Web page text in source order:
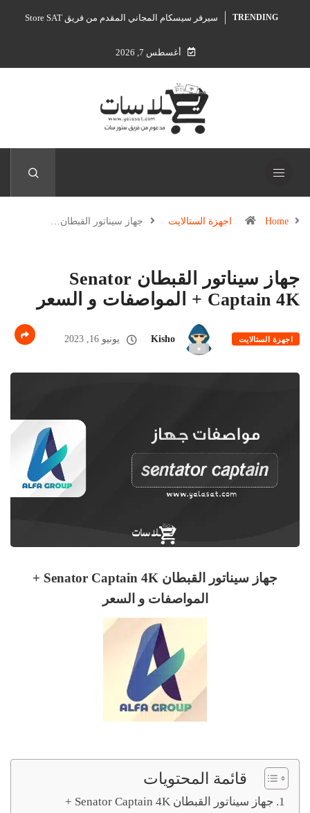
TRENDING سيرفر سيسكام المجاني المقدم من فريق Store SAT
أغسطس 7, 2026
Home اجهزة الستالايت جهاز سيناتور القبطان…
جهاز سيناتور القبطان Senator
Captain 4K + المواصفات و السعر
اجهزة الستالايت Kisho يونيو 16, 2023
جهاز سيناتور القبطان Senator Captain 4K +
المواصفات و السعر
قائمة المحتويات
جهاز سيناتور القبطان Senator Captain 4K +